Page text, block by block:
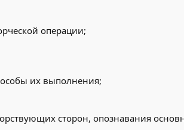
операции;
их выполнения;
сторон, опознавания